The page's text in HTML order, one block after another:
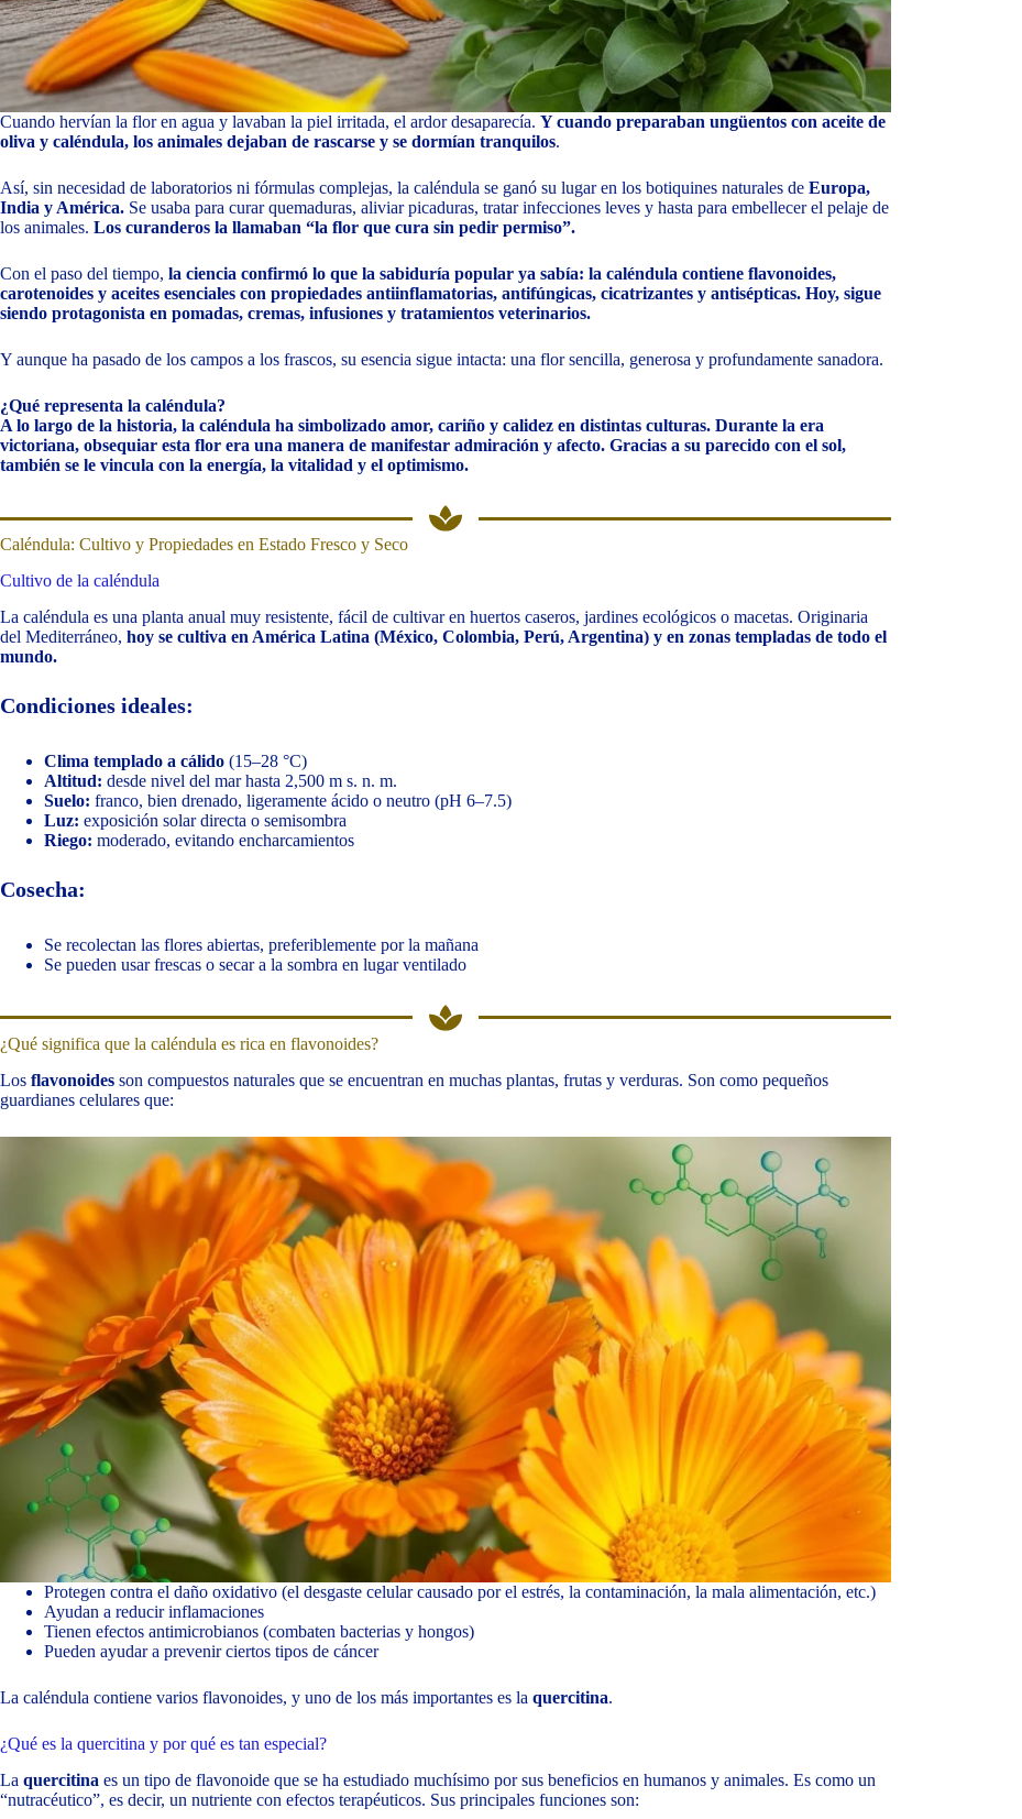
Cuando hervían la flor en agua y lavaban la piel irritada, el ardor desaparecía. Y cuando preparaban ungüentos con aceite de
oliva y caléndula, los animales dejaban de rascarse y se dormían tranquilos.
Así, sin necesidad de laboratorios ni fórmulas complejas, la caléndula se ganó su lugar en los botiquines naturales de Europa,
India y América. Se usaba para curar quemaduras, aliviar picaduras, tratar infecciones leves y hasta para embellecer el pelaje de
los animales. Los curanderos la llamaban “la flor que cura sin pedir permiso”.
Con el paso del tiempo, la ciencia confirmó lo que la sabiduría popular ya sabía: la caléndula contiene flavonoides,
carotenoides y aceites esenciales con propiedades antiinflamatorias, antifúngicas, cicatrizantes y antisépticas. Hoy, sigue
siendo protagonista en pomadas, cremas, infusiones y tratamientos veterinarios.
Y aunque ha pasado de los campos a los frascos, su esencia sigue intacta: una flor sencilla, generosa y profundamente sanadora.
¿Qué representa la caléndula?
A lo largo de la historia, la caléndula ha simbolizado amor, cariño y calidez en distintas culturas. Durante la era
victoriana, obsequiar esta flor era una manera de manifestar admiración y afecto. Gracias a su parecido con el sol,
también se le vincula con la energía, la vitalidad y el optimismo.
Caléndula: Cultivo y Propiedades en Estado Fresco y Seco
Cultivo de la caléndula
La caléndula es una planta anual muy resistente, fácil de cultivar en huertos caseros, jardines ecológicos o macetas. Originaria
del Mediterráneo, hoy se cultiva en América Latina (México, Colombia, Perú, Argentina) y en zonas templadas de todo el
mundo.
Condiciones ideales:
Clima templado a cálido (15–28 °C)
Altitud: desde nivel del mar hasta 2,500 m s. n. m.
Suelo: franco, bien drenado, ligeramente ácido o neutro (pH 6–7.5)
Luz: exposición solar directa o semisombra
Riego: moderado, evitando encharcamientos
Cosecha:
Se recolectan las flores abiertas, preferiblemente por la mañana
Se pueden usar frescas o secar a la sombra en lugar ventilado
¿Qué significa que la caléndula es rica en flavonoides?
Los flavonoides son compuestos naturales que se encuentran en muchas plantas, frutas y verduras. Son como pequeños
guardianes celulares que:
Protegen contra el daño oxidativo (el desgaste celular causado por el estrés, la contaminación, la mala alimentación, etc.)
Ayudan a reducir inflamaciones
Tienen efectos antimicrobianos (combaten bacterias y hongos)
Pueden ayudar a prevenir ciertos tipos de cáncer
La caléndula contiene varios flavonoides, y uno de los más importantes es la quercitina.
¿Qué es la quercitina y por qué es tan especial?
La quercitina es un tipo de flavonoide que se ha estudiado muchísimo por sus beneficios en humanos y animales. Es como un
“nutracéutico”, es decir, un nutriente con efectos terapéuticos. Sus principales funciones son: